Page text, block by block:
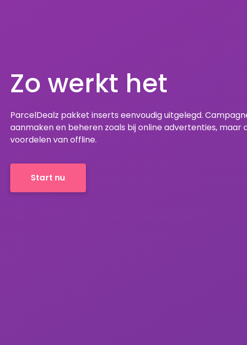
Zo werkt het
ParcelDealz pakket inserts eenvoudig uitgelegd.
aanmaken en beheren zoals bij online advertenties, maar
voordelen van offline.
Start nu